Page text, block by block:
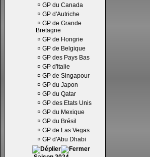
¤ GP du Canada
¤ GP d'Autriche
¤ GP de Grande
Bretagne
¤ GP de Hongrie
¤ GP de Belgique
¤ GP des Pays Bas
¤ GP d'Italie
¤ GP de Singapour
¤ GP du Japon
¤ GP du Qatar
¤ GP des Etats Unis
¤ GP du Mexique
¤ GP du Brésil
¤ GP de Las Vegas
¤ GP d'Abu Dhabi